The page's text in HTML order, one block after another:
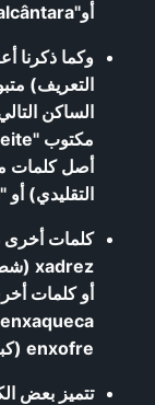
أو"alcântara" (الجسر).
التعريف)
التقليدي) أو "atalaia" (مكان مرتفع).
enxofre (كبريت)}.